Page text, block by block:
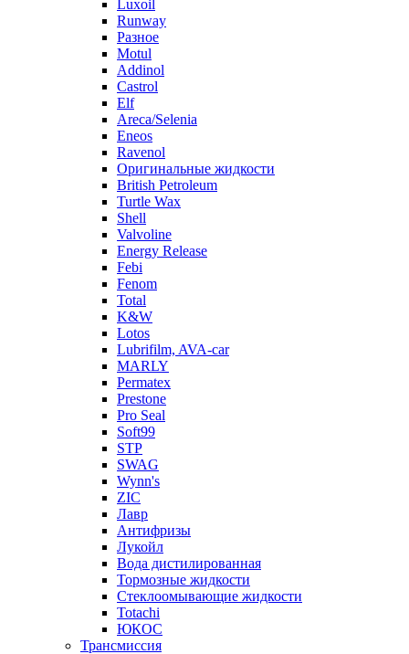
Luxoil
Runway
Разное
Motul
Addinol
Castrol
Elf
Areca/Selenia
Eneos
Ravenol
Оригинальные жидкости
British Petroleum
Turtle Wax
Shell
Valvoline
Energy Release
Febi
Fenom
Total
K&W
Lotos
Lubrifilm, AVA-car
MARLY
Permatex
Prestone
Pro Seal
Soft99
STP
SWAG
Wynn's
ZIC
Лавр
Антифризы
Лукойл
Вода дистилированная
Тормозные жидкости
Стеклоомывающие жидкости
Totachi
ЮКОС
Трансмиссия